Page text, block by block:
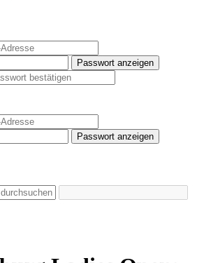
Passwort anzeigen
Passwort anzeigen